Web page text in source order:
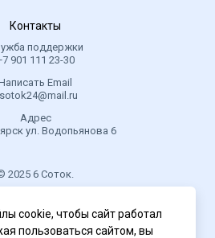
Контакты
поддержки
901 111 23-30
Email
Адрес
ул. Водопьянова 6
2025 6 Соток.
.
конфиденциальности
cookie, чтобы сайт работал
пользоваться сайтом, вы